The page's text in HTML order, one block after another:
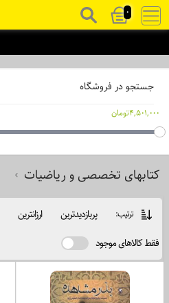
0
جستجو در فروشگاه
4,501,000تومان
کتابهای تخصصی و ریاضیات
ترتیب: پربازدیدترین ارزانترین
فقط کالاهای موجود